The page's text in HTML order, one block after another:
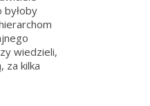
byłoby
wiedzieli,
za kilka